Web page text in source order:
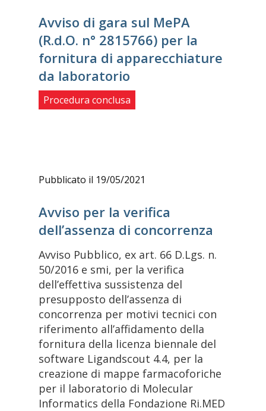
Avviso di gara sul MePA
(R.d.O. n° 2815766) per la
fornitura di apparecchiature
da laboratorio
Procedura conclusa
Pubblicato il 19/05/2021
Avviso per la verifica
dell’assenza di concorrenza
Avviso Pubblico, ex art. 66 D.Lgs. n.
50/2016 e smi, per la verifica
dell’effettiva sussistenza del
presupposto dell’assenza di
concorrenza per motivi tecnici con
riferimento all’affidamento della
fornitura della licenza biennale del
software Ligandscout 4.4, per la
creazione di mappe farmacoforiche
per il laboratorio di Molecular
Informatics della Fondazione Ri.MED